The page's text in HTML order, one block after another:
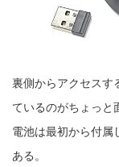
裏側からアクセスす
ているのがちょっと
電池は最初から付属
ある。